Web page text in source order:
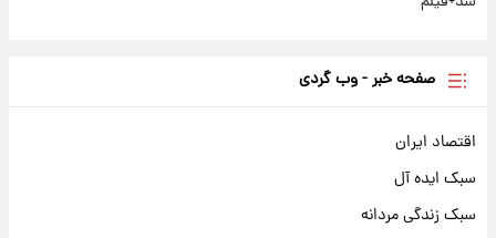
صفحه خبر - وب گردی
اقتصاد ایران
سبک ایده آل
سبک زندگی مردانه